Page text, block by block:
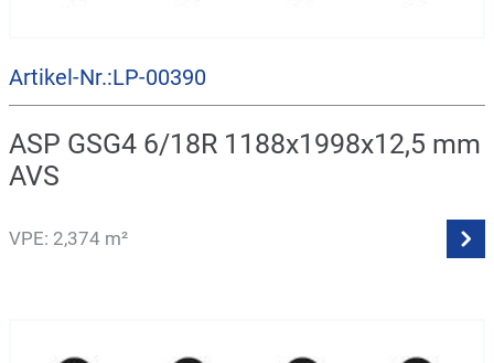
Artikel-Nr.:LP-00390
ASP GSG4 6/18R 1188x1998x12,5 mm
AVS
VPE: 2,374 m²